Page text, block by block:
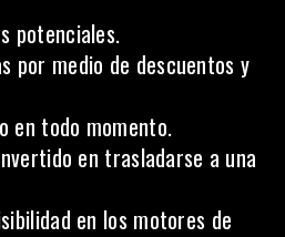
potenciales.
por medio de descuentos y
en todo momento.
en trasladarse a una
en los motores de